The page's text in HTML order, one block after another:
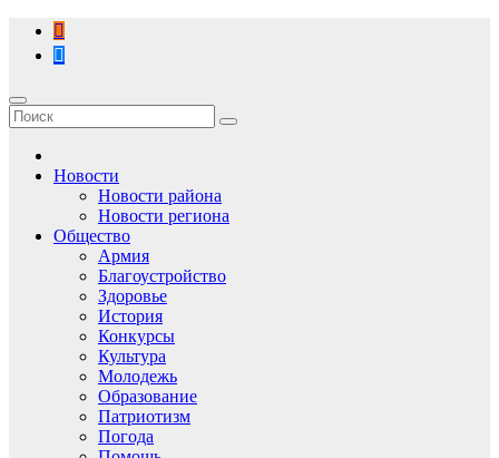
Перейти
содержимому
Новости
Новости района
Новости региона
Общество
Армия
Благоустройство
Здоровье
История
Конкурсы
Культура
Молодежь
Образование
Патриотизм
Погода